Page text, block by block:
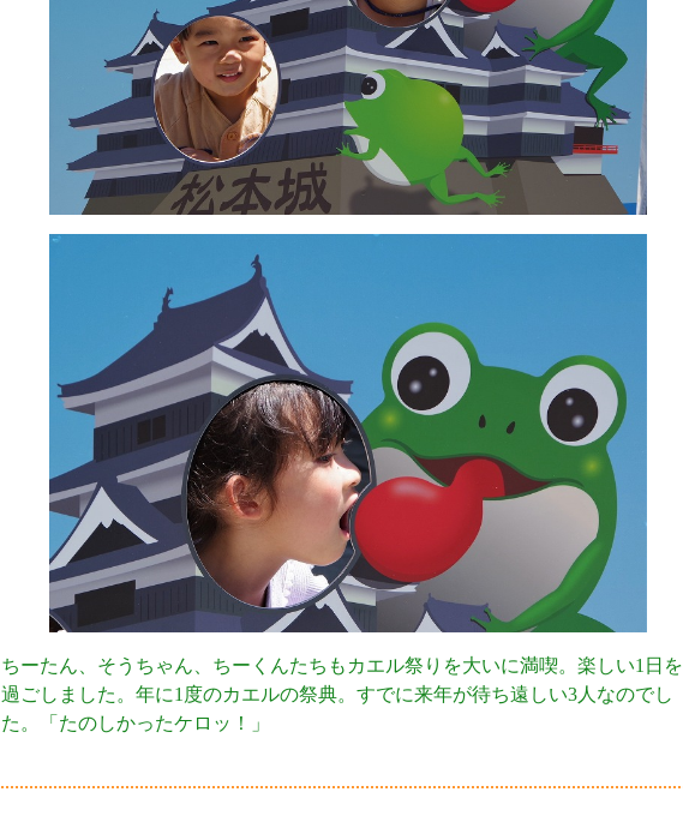
ちーたん、そうちゃん、ちーくんたちもカエル祭りを大いに満喫。楽しい1日を
過ごしました。年に1度のカエルの祭典。すでに来年が待ち遠しい3人なのでし
た。「たのしかったケロッ！」